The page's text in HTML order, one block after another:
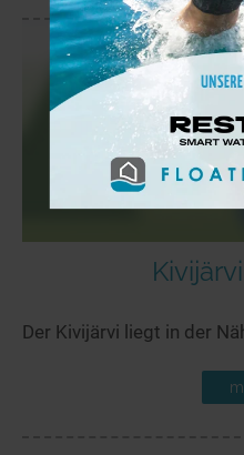
Kivijärvi
Der Kivijärvi liegt in der